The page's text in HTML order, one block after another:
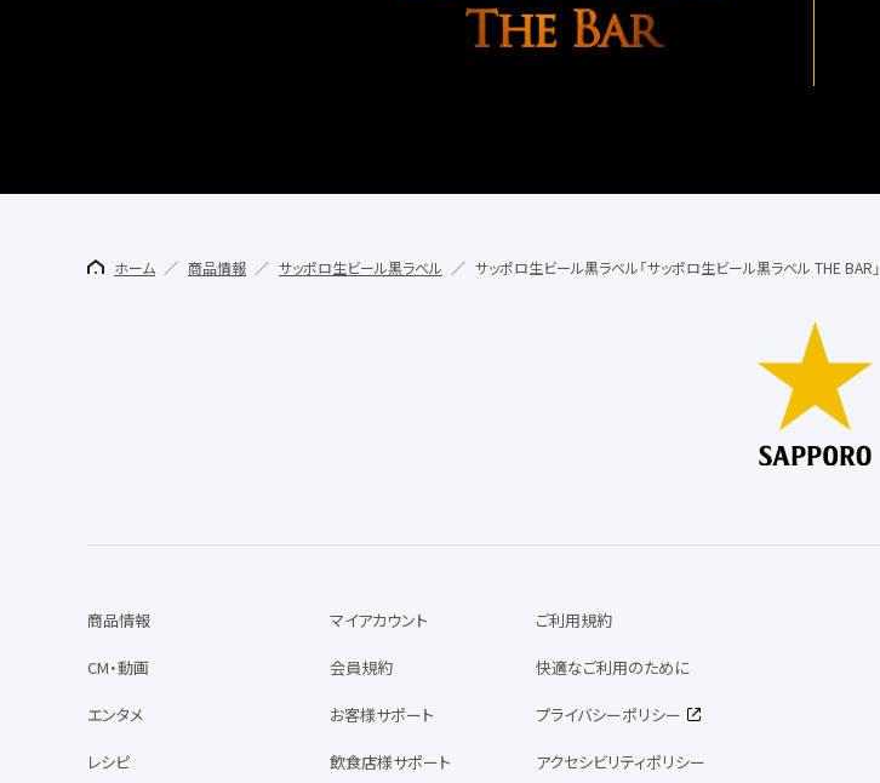
ホーム 商品情報 サッポロ生ビール黒ラベル サッポロ生ビール黒ラベル「サッポロ生ビール黒ラベル THE BAR」
商品情報
CM・動画
エンタメ
レシピ
マイアカウント
会員規約
お客様サポート
飲食店様サポート
ご利用規約
快適なご利用のために
プライバシーポリシー
アクセシビリティポリシー